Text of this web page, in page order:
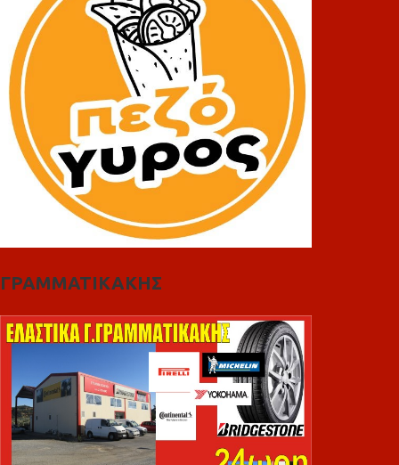
ΓΡΑΜΜΑΤΙΚΑΚΗΣ